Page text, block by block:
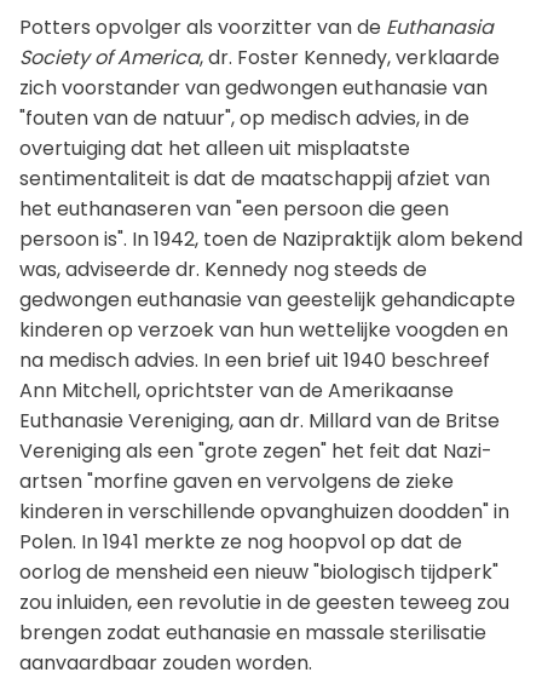
Potters opvolger als voorzitter van de Euthanasia
Society of America, dr. Foster Kennedy, verklaarde
zich voorstander van gedwongen euthanasie van
"fouten van de natuur", op medisch advies, in de
overtuiging dat het alleen uit misplaatste
sentimentaliteit is dat de maatschappij afziet van
het euthanaseren van "een persoon die geen
persoon is". In 1942, toen de Nazipraktijk alom bekend
was, adviseerde dr. Kennedy nog steeds de
gedwongen euthanasie van geestelijk gehandicapte
kinderen op verzoek van hun wettelijke voogden en
na medisch advies. In een brief uit 1940 beschreef
Ann Mitchell, oprichtster van de Amerikaanse
Euthanasie Vereniging, aan dr. Millard van de Britse
Vereniging als een "grote zegen" het feit dat Nazi-
artsen "morfine gaven en vervolgens de zieke
kinderen in verschillende opvanghuizen doodden" in
Polen. In 1941 merkte ze nog hoopvol op dat de
oorlog de mensheid een nieuw "biologisch tijdperk"
zou inluiden, een revolutie in de geesten teweeg zou
brengen zodat euthanasie en massale sterilisatie
aanvaardbaar zouden worden.